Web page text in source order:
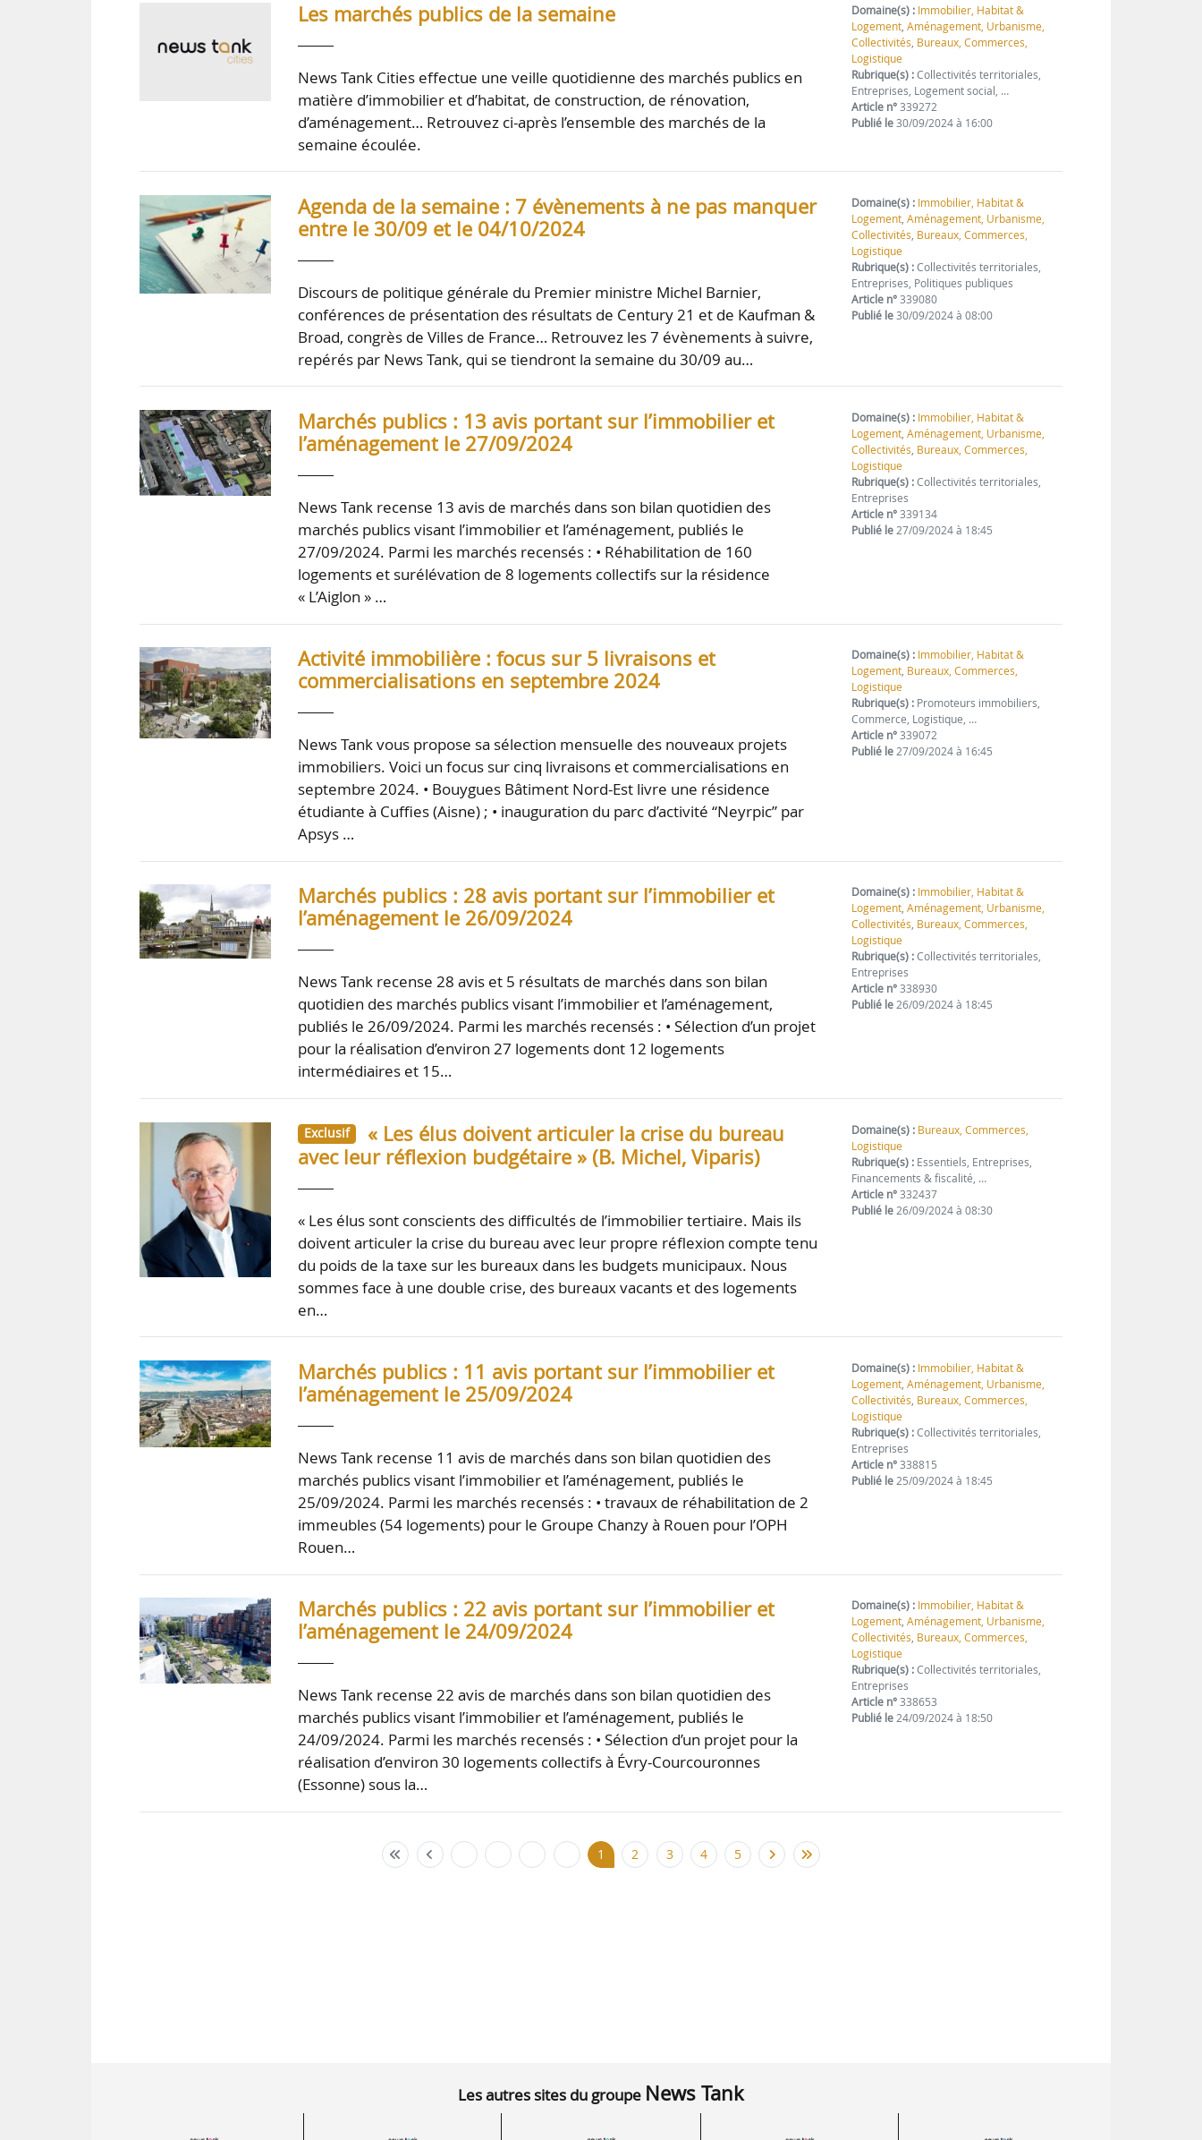
Les marchés publics de la semaine
News Tank Cities effectue une veille quotidienne des marchés publics en
matière d’immobilier et d’habitat, de construction, de rénovation,
d’aménagement… Retrouvez ci-après l’ensemble des marchés de la
semaine écoulée.
Domaine(s) : Immobilier, Habitat &
Logement,Aménagement, Urbanisme,
Collectivités, Bureaux, Commerces,
Logistique
Rubrique(s) :Collectivités territoriales,
Entreprises, Logement social, …
Article n°339272
Publié le30/09/2024 à 16:00
Agenda de la semaine : 7 évènements à ne pas manquer
entre le 30/09 et le 04/10/2024
Discours de politique générale du Premier ministre Michel Barnier,
conférences de présentation des résultats de Century 21 et de Kaufman &
Broad, congrès de Villes de France… Retrouvez les 7 évènements à suivre,
repérés par News Tank, qui se tiendront la semaine du 30/09 au…
Domaine(s) : Immobilier, Habitat &
Logement,Aménagement, Urbanisme,
Collectivités, Bureaux, Commerces,
Logistique
Rubrique(s) :Collectivités territoriales,
Entreprises, Politiques publiques
Article n°339080
Publié le30/09/2024 à 08:00
Marchés publics : 13 avis portant sur l’immobilier et
l’aménagement le 27/09/2024
News Tank recense 13 avis de marchés dans son bilan quotidien des
marchés publics visant l’immobilier et l’aménagement, publiés le
27/09/2024. Parmi les marchés recensés : • Réhabilitation de 160
logements et surélévation de 8 logements collectifs sur la résidence
« L’Aiglon » …
Domaine(s) : Immobilier, Habitat &
Logement,Aménagement, Urbanisme,
Collectivités, Bureaux, Commerces,
Logistique
Rubrique(s) :Collectivités territoriales,
Entreprises
Article n°339134
Publié le27/09/2024 à 18:45
Activité immobilière : focus sur 5 livraisons et
commercialisations en septembre 2024
News Tank vous propose sa sélection mensuelle des nouveaux projets
immobiliers. Voici un focus sur cinq livraisons et commercialisations en
septembre 2024. • Bouygues Bâtiment Nord-Est livre une résidence
étudiante à Cuffies (Aisne) ; • inauguration du parc d’activité “Neyrpic” par
Apsys …
Domaine(s) : Immobilier, Habitat &
Logement, Bureaux, Commerces,
Logistique
Rubrique(s) : Promoteurs immobiliers,
Commerce, Logistique, …
Article n°339072
Publié le27/09/2024 à 16:45
Marchés publics : 28 avis portant sur l’immobilier et
l’aménagement le 26/09/2024
News Tank recense 28 avis et 5 résultats de marchés dans son bilan
quotidien des marchés publics visant l’immobilier et l’aménagement,
publiés le 26/09/2024. Parmi les marchés recensés : • Sélection d’un projet
pour la réalisation d’environ 27 logements dont 12 logements
intermédiaires et 15…
Domaine(s) : Immobilier, Habitat &
Logement,Aménagement, Urbanisme,
Collectivités, Bureaux, Commerces,
Logistique
Rubrique(s) :Collectivités territoriales,
Entreprises
Article n°338930
Publié le26/09/2024 à 18:45
Exclusif
« Les élus doivent articuler la crise du bureau
avec leur réflexion budgétaire » (B. Michel, Viparis)
« Les élus sont conscients des difficultés de l’immobilier tertiaire. Mais ils
doivent articuler la crise du bureau avec leur propre réflexion compte tenu
du poids de la taxe sur les bureaux dans les budgets municipaux. Nous
sommes face à une double crise, des bureaux vacants et des logements
en…
Domaine(s) : Bureaux, Commerces,
Logistique
Rubrique(s) : Essentiels, Entreprises,
Financements & fiscalité, …
Article n°332437
Publié le26/09/2024 à 08:30
Marchés publics : 11 avis portant sur l’immobilier et
l’aménagement le 25/09/2024
News Tank recense 11 avis de marchés dans son bilan quotidien des
marchés publics visant l’immobilier et l’aménagement, publiés le
25/09/2024. Parmi les marchés recensés : • travaux de réhabilitation de 2
immeubles (54 logements) pour le Groupe Chanzy à Rouen pour l’OPH
Rouen…
Domaine(s) : Immobilier, Habitat &
Logement,Aménagement, Urbanisme,
Collectivités, Bureaux, Commerces,
Logistique
Rubrique(s) :Collectivités territoriales,
Entreprises
Article n°338815
Publié le25/09/2024 à 18:45
Marchés publics : 22 avis portant sur l’immobilier et
l’aménagement le 24/09/2024
News Tank recense 22 avis de marchés dans son bilan quotidien des
marchés publics visant l’immobilier et l’aménagement, publiés le
24/09/2024. Parmi les marchés recensés : • Sélection d’un projet pour la
réalisation d’environ 30 logements collectifs à Évry-Courcouronnes
(Essonne) sous la…
Domaine(s) : Immobilier, Habitat &
Logement,Aménagement, Urbanisme,
Collectivités, Bureaux, Commerces,
Logistique
Rubrique(s) :Collectivités territoriales,
Entreprises
Article n°338653
Publié le24/09/2024 à 18:50
1 2 3 4 5
Les autres sites du groupe News Tank